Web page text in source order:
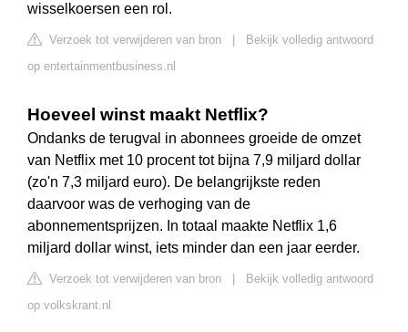
wisselkoersen een rol.
Verzoek tot verwijderen van bron
Bekijk volledig antwoord
op entertainmentbusiness.nl
Hoeveel winst maakt Netflix?
Ondanks de terugval in abonnees groeide de omzet
van Netflix met 10 procent tot bijna 7,9 miljard dollar
(zo'n 7,3 miljard euro). De belangrijkste reden
daarvoor was de verhoging van de
abonnementsprijzen. In totaal maakte Netflix 1,6
miljard dollar winst, iets minder dan een jaar eerder.
Verzoek tot verwijderen van bron
Bekijk volledig antwoord
op volkskrant.nl